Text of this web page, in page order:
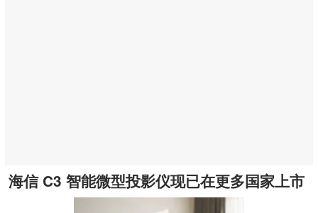
海信 C3 智能微型投影仪现已在更多国家上市